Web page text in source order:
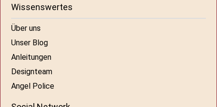
Wissenswertes
Über uns
Unser Blog
Anleitungen
Designteam
Angel Police